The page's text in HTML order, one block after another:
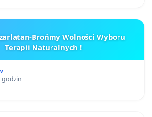
Brońmy Wolności Wyboru
Terapii Naturalnych !
godzin